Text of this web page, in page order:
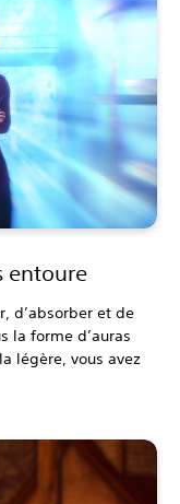
entoure
d’absorber et de
la forme d’auras
légère, vous avez